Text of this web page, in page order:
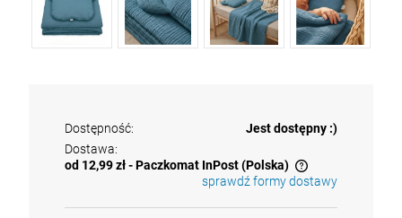
Dostępność:
Jest dostępny :)
Dostawa:
od 12,99 zł- Paczkomat InPost(Polska)
Cena nie zawiera ewentualnych kosztów płatności
sprawdź formy dostawy